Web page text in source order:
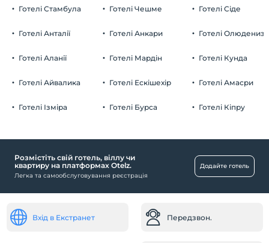
Готелі Стамбула
Готелі Анталії
Готелі Аланії
Готелі Айвалика
Готелі Ізміра
Готелі Чешме
Готелі Анкари
Готелі Мардін
Готелі Ескішехір
Готелі Бурса
Готелі Сіде
Готелі Олюдениза
Готелі Кунда
Готелі Амасри
Готелі Кіпру
Розмістіть свій готель, віллу чи
квартиру на платформах Otelz.
Легка та самообслуговування реєстрація
Додайте готель
Вхід в Екстранет Передзвон.